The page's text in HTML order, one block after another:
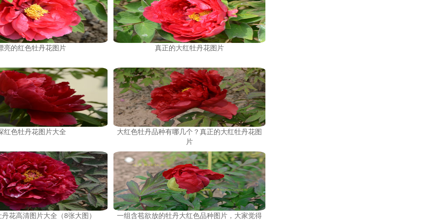
亮的红色牡丹花图片 真正的大红牡丹花图片
红色牡丹花图片大全
大红色牡丹品种有哪几个？真正的大红牡丹花图
片
花高清图片大全（8张大图） 一组含苞欲放的牡丹大红色品种图片，大家觉得